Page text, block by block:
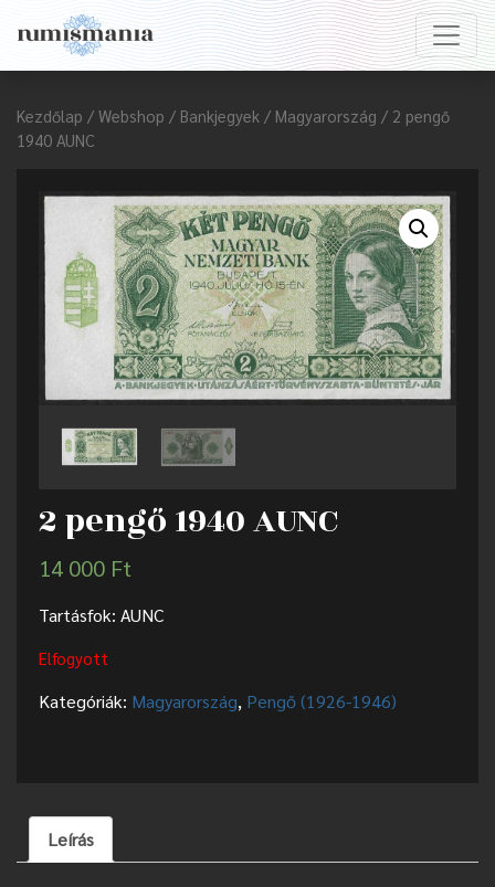
Kezdőlap / Webshop / Bankjegyek / Magyarország / 2 pengő
1940 AUNC
2 pengő 1940 AUNC
14 000 Ft
Tartásfok: AUNC
Elfogyott
Kategóriák: Magyarország, Pengő (1926-1946)
Leírás